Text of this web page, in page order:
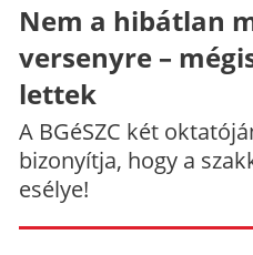
Nem a hibátlan
versenyre –
lettek
A BGéSZC két
bizonyítja, hogy a
esélye!